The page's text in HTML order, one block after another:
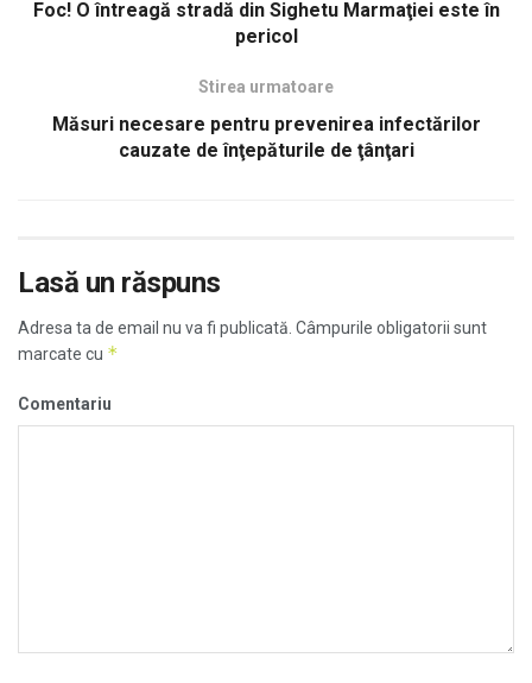
Foc! O întreagă stradă din Sighetu Marmaţiei este în
pericol
Stirea urmatoare
Măsuri necesare pentru prevenirea infectărilor
cauzate de înţepăturile de ţânţari
Lasă un răspuns
Adresa ta de email nu va fi publicată. Câmpurile obligatorii sunt
marcate cu *
Comentariu